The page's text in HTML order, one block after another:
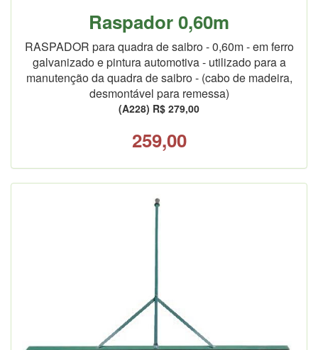
Raspador 0,60m
RASPADOR para quadra de saibro - 0,60m - em ferro
galvanizado e pintura automotiva - utilizado para a
manutenção da quadra de saibro - (cabo de madeira,
desmontável para remessa)
(A228) R$ 279,00
259,00